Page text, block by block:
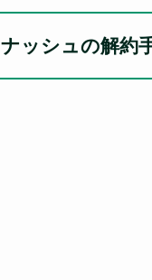
ナッシュの解約